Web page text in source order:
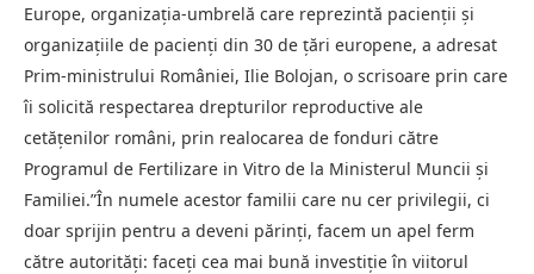
Europe, organizația-umbrelă care reprezintă pacienții și
organizațiile de pacienți din 30 de țări europene, a adresat
Prim-ministrului României, Ilie Bolojan, o scrisoare prin care
îi solicită respectarea drepturilor reproductive ale
cetățenilor români, prin realocarea de fonduri către
Programul de Fertilizare in Vitro de la Ministerul Muncii și
Familiei.”În numele acestor familii care nu cer privilegii, ci
doar sprijin pentru a deveni părinți, facem un apel ferm
către autorități: faceți cea mai bună investiție în viitorul